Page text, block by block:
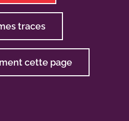
traces
cette page